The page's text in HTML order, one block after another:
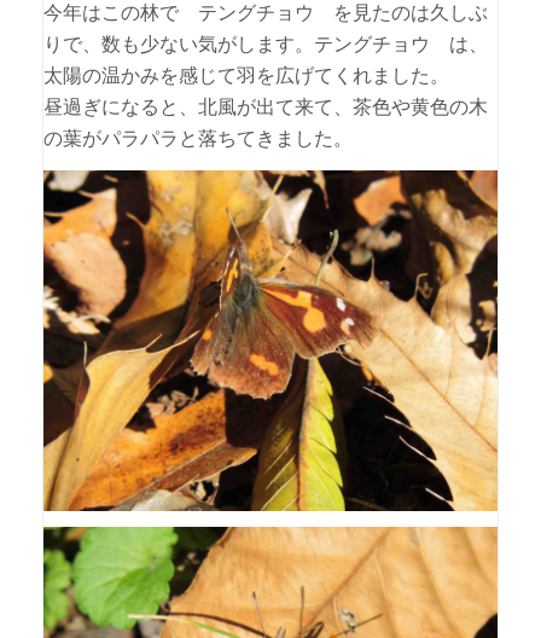
今年はこの林で テングチョウ を見たのは久しぶ
りで、数も少ない気がします。テングチョウ は、
太陽の温かみを感じて羽を広げてくれました。
昼過ぎになると、北風が出て来て、茶色や黄色の木
の葉がパラパラと落ちてきました。